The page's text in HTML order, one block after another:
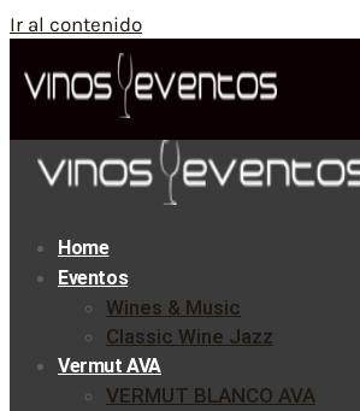
Ir al contenido
Home
Eventos
Wines & Music
Classic Wine Jazz
Vermut AVA
VERMUT BLANCO AVA